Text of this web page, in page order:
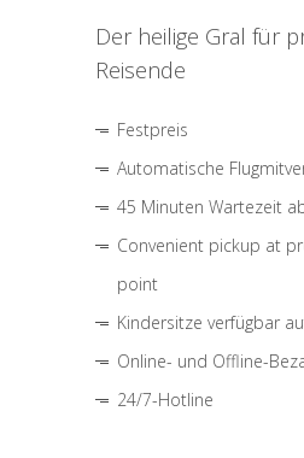
Der heilige Gral für
Reisende
Festpreis
Automatische
45 Minuten Wartezeit
Convenient pickup at
point
Kindersitze verfügbar
Online- und Offline-
24/7-Hotline